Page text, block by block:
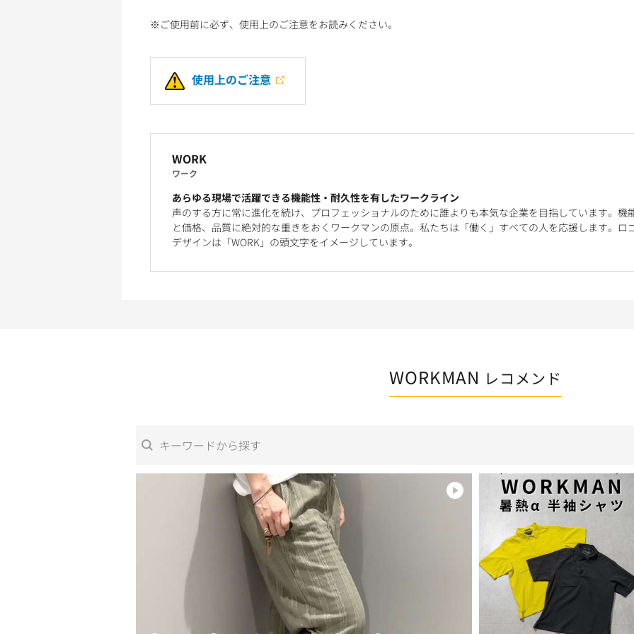
※ご使用前に必ず、使用上のご注意をお読みください。
使用上のご注意
WORK
ワーク
あらゆる現場で活躍できる機能性・耐久性を有したワークライン
声のする方に常に進化を続け、プロフェッショナルのために誰よりも本気な企業を目指しています。機
と価格、品質に絶対的な重きをおくワークマンの原点。私たちは「働く」すべての人を応援します。ロ
デザインは「WORK」の頭文字をイメージしています。
WORKMAN レコメンド